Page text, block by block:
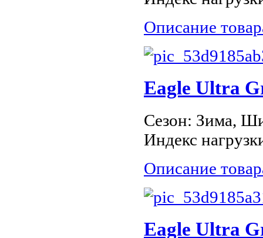
Описание
Eagle Ultra
Сезон: Зима,
Индекс
Описание
Eagle Ultra